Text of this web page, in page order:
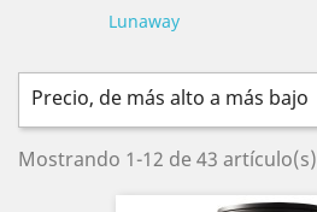
Lunaway
Precio, de más alto a más bajo
Mostrando 1-12 de 43 artículo(s)